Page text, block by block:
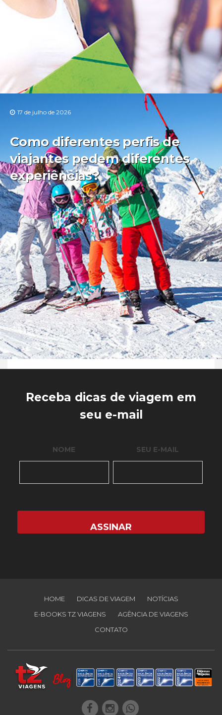
17 de julho de 2026
Como diferentes perfis de
viajantes pedem diferentes
experiências?
Receba dicas de viagem em
seu e-mail
NOME SEU E-MAIL
HOME DICAS DE VIAGEM
NOTÍCIAS
E-BOOKS TZ VIAGENS
AGÊNCIA DE VIAGENS
CONTATO